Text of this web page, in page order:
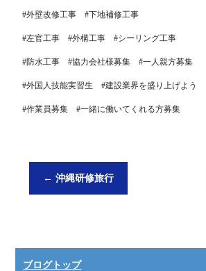
#外壁改修工事 #下地補修工事
#左官工事 #外構工事 #シーリング工事
#防水工事 #協力会社様募集 #一人親方募集
#外国人技能実習生 #建設業界を盛り上げよう
#作業員募集 #一緒に働いてくれる方募集
← 沖縄研修旅行
ブログトップ